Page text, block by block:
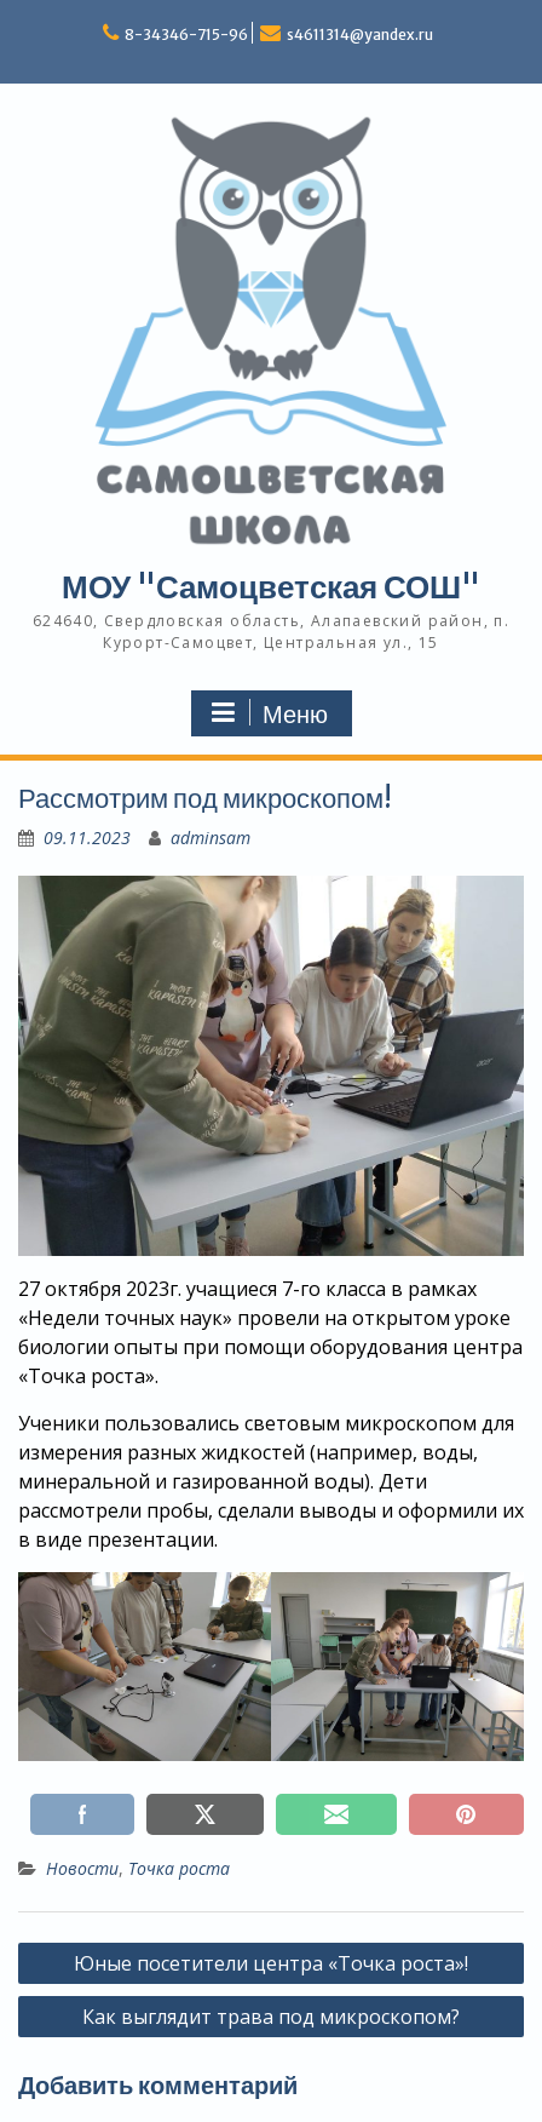
8-34346-715-96 s4611314@yandex.ru
МОУ "Самоцветская СОШ"
624640, Свердловская область, Алапаевский район, п.
Курорт-Самоцвет, Центральная ул., 15
Меню
Рассмотрим под микроскопом!
09.11.2023 adminsam
27 октября 2023г. учащиеся 7-го класса в рамках
«Недели точных наук» провели на открытом уроке
биологии опыты при помощи оборудования центра
«Точка роста».
Ученики пользовались световым микроскопом для
измерения разных жидкостей (например, воды,
минеральной и газированной воды). Дети
рассмотрели пробы, сделали выводы и оформили их
в виде презентации.
Новости, Точка роста
Навигация
по
записям
Юные посетители центра «Точка роста»!
Как выглядит трава под микроскопом?
Добавить комментарий